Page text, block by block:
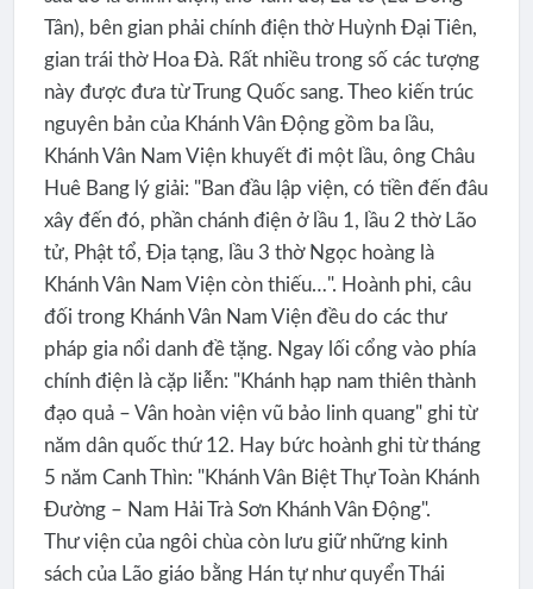
Tân), bên gian phải chính điện thờ Huỳnh Đại Tiên,
gian trái thờ Hoa Đà. Rất nhiều trong số các tượng
này được đưa từ Trung Quốc sang. Theo kiến trúc
nguyên bản của Khánh Vân Động gồm ba lầu,
Khánh Vân Nam Viện khuyết đi một lầu, ông Châu
Huê Bang lý giải: "Ban đầu lập viện, có tiền đến đâu
xây đến đó, phần chánh điện ở lầu 1, lầu 2 thờ Lão
tử, Phật tổ, Địa tạng, lầu 3 thờ Ngọc hoàng là
Khánh Vân Nam Viện còn thiếu…". Hoành phi, câu
đối trong Khánh Vân Nam Viện đều do các thư
pháp gia nổi danh đề tặng. Ngay lối cổng vào phía
chính điện là cặp liễn: "Khánh hạp nam thiên thành
đạo quả – Vân hoàn viện vũ bảo linh quang" ghi từ
năm dân quốc thứ 12. Hay bức hoành ghi từ tháng
5 năm Canh Thìn: "Khánh Vân Biệt Thự Toàn Khánh
Đường – Nam Hải Trà Sơn Khánh Vân Động".
Thư viện của ngôi chùa còn lưu giữ những kinh
sách của Lão giáo bằng Hán tự như quyển Thái